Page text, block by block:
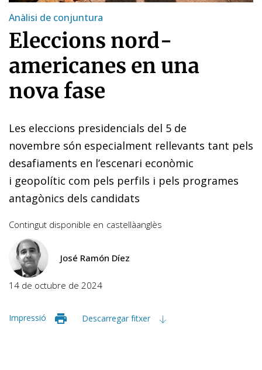
Anàlisi de conjuntura
Eleccions nord-
americanes en una
nova fase
Les eleccions presidencials del 5 de
novembre són especialment rellevants tant pels
desafiaments en l’escenari econòmic
i geopolític com pels perfils i pels programes
antagònics dels candidats
Contingut disponible en castellàanglès
José Ramón Díez
14 de octubre de 2024
Impressió Descarregar fitxer